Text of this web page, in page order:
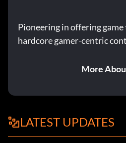
Pioneering in offering
hardcore gamer-centric
More
LATEST UPDATES